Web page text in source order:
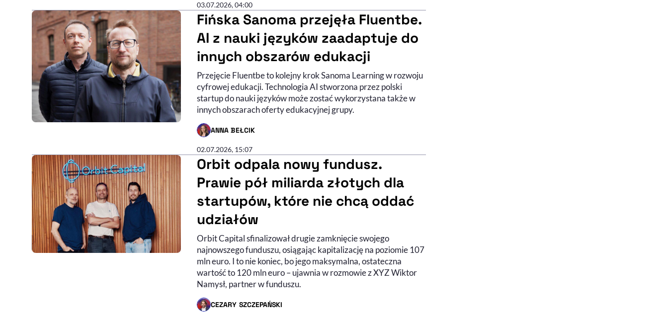
03.07.2026, 04:00
Fińska Sanoma przejęła Fluentbe.
AI z nauki języków zaadaptuje do
innych obszarów edukacji
Przejęcie Fluentbe to kolejny krok Sanoma Learning w rozwoju
cyfrowej edukacji. Technologia AI stworzona przez polski
startup do nauki języków może zostać wykorzystana także w
innych obszarach oferty edukacyjnej grupy.
ANNA BEŁCIK
- AUTOR ARTYKUŁU - PROFIL
02.07.2026, 15:07
Orbit odpala nowy fundusz.
Prawie pół miliarda złotych dla
startupów, które nie chcą oddać
udziałów
Orbit Capital sfinalizował drugie zamknięcie swojego
najnowszego funduszu, osiągając kapitalizację na poziomie 107
mln euro. I to nie koniec, bo jego maksymalna, ostateczna
wartość to 120 mln euro – ujawnia w rozmowie z XYZ Wiktor
Namysł, partner w funduszu.
CEZARY SZCZEPAŃSKI
- AUTOR ARTYKUŁU - PROFIL